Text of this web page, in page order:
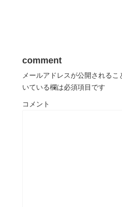
comment
メールアドレスが公開されるこ
いている欄は必須項目です
コメント